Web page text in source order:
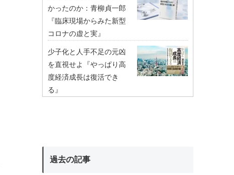
かったのか：青柳貞一郎
『臨床現場からみた新型
コロナの虚と実』
少子化と人手不足の元凶
を直視せよ『やっぱり高
度経済成長は復活でき
る』
過去の記事